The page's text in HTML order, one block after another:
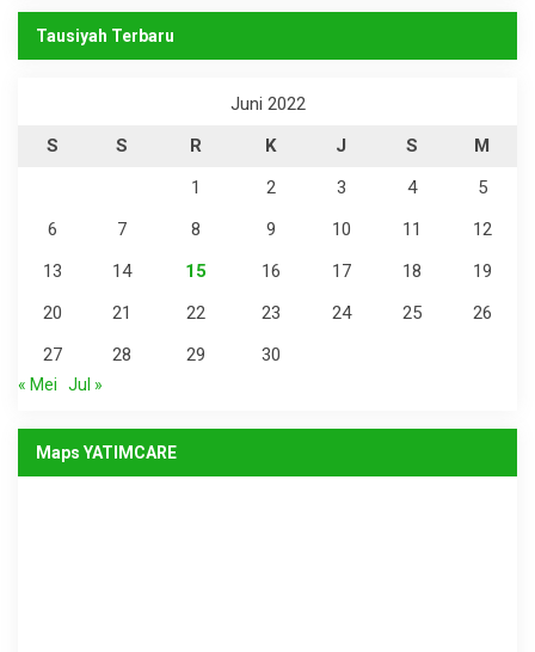
Tausiyah Terbaru
Juni 2022
S
S R K J S
M
1
2 3 4
5
6
7 8 9 10 11
12
13
14 15 16 17 18
19
20
21 22 23 24 25
26
27
28 29 30
« Mei Jul »
Maps YATIMCARE